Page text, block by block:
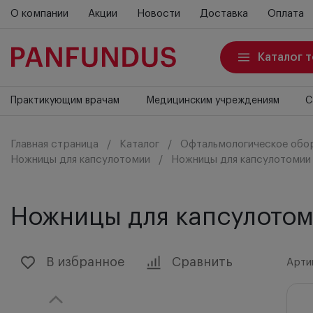
О компании Акции Новости Доставка Оплата
Каталог
Практикующим врачам Медицинским учреждениям
Главная страница Каталог
Офтальмологическое
Ножницы для капсулотомии
Ножницы для капсулотомии
Ножницы для
В избранное Сравнить